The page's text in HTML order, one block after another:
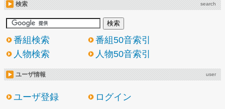
検索 search
番組検索
番組50音索引
人物検索
人物50音索引
ユーザ情報 user
ユーザ登録 ログイン